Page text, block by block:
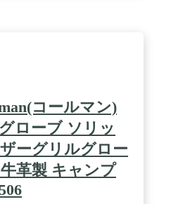
コールマン)
ローブ ソリッ
ザーグリルグロー
革製 キャンプ